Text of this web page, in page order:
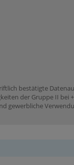
bestätigte
der Gruppe II bei
gewerbliche